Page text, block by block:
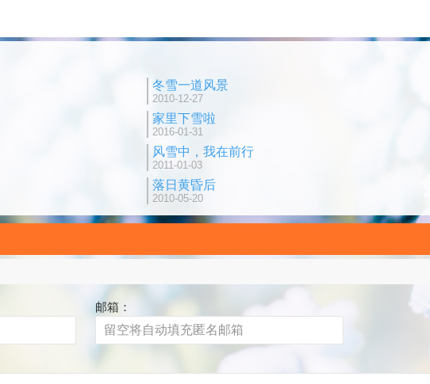
冬雪一道风景
2010-12-27
家里下雪啦
2016-01-31
风雪中，我在前行
2011-01-03
落日黄昏后
2010-05-20
邮箱：